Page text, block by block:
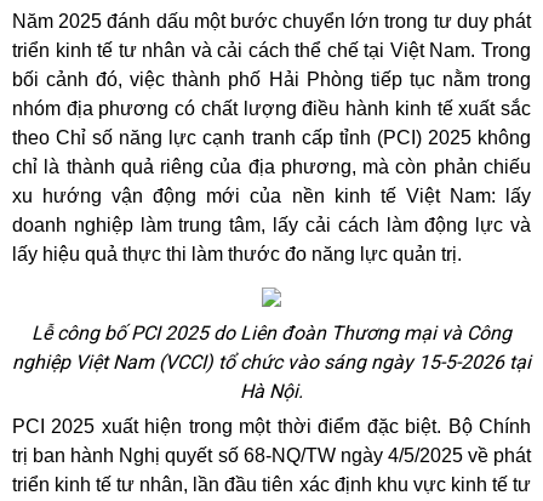
Năm 2025 đánh dấu một bước chuyển lớn trong tư duy phát
triển kinh tế tư nhân và cải cách thể chế tại Việt Nam. Trong
bối cảnh đó, việc thành phố Hải Phòng tiếp tục nằm trong
nhóm địa phương có chất lượng điều hành kinh tế xuất sắc
theo Chỉ số năng lực cạnh tranh cấp tỉnh (PCI) 2025 không
chỉ là thành quả riêng của địa phương, mà còn phản chiếu
xu hướng vận động mới của nền kinh tế Việt Nam: lấy
doanh nghiệp làm trung tâm, lấy cải cách làm động lực và
lấy hiệu quả thực thi làm thước đo năng lực quản trị.
Lễ công bố PCI 2025 do Liên đoàn Thương mại và Công
nghiệp Việt Nam (VCCI) tổ chức vào sáng ngày 15-5-2026 tại
Hà Nội.
PCI 2025 xuất hiện trong một thời điểm đặc biệt. Bộ Chính
trị ban hành Nghị quyết số 68-NQ/TW ngày 4/5/2025 về phát
triển kinh tế tư nhân, lần đầu tiên xác định khu vực kinh tế tư